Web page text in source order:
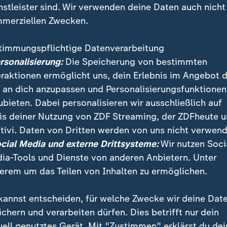
des Kieler Instituts für Weltwirtschaft,
Trumps in den USA. Abschottung bringe keinen
ZDF-Börsenexperten Reinhard Schlieker.
sind. Wir verwenden deine Daten auch nicht
Zwecken.
Datenverarbeitung
Die Speicherung von bestimmten
ermöglicht uns, dein Erlebnis im Angebot
an dich anzupassen und Personalisierungsfunktionen
Dabei personalisieren wir ausschließlich auf
deiner Nutzung von ZDF Streaming, der ZDFheute
Daten von Dritten werden von uns nicht
Media und externe Drittsysteme:Wir nutzen
Tools und Dienste von anderen Anbietern. Unter
um das Teilen von Inhalten zu ermöglichen.
entscheiden, für welche Zwecke wir deine
und verarbeiten dürfen. Dies betrifft nur dein